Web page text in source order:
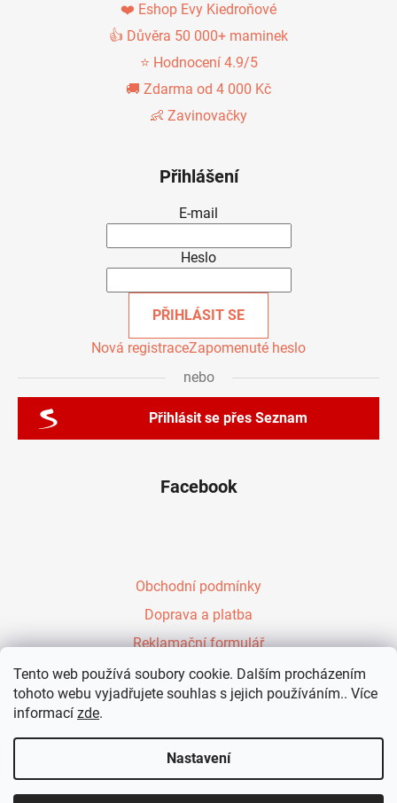
Tento web používá soubory cookie. Dalším procházením
tohoto webu vyjadřujete souhlas s jejich používáním.. Více
informací zde.
Nastavení
❤️ Eshop Evy Kiedroňové
👍 Důvěra 50 000+ maminek
⭐ Hodnocení 4.9/5
🚚 Zdarma od 4 000 Kč
👶 Zavinovačky
Přihlášení
E-mail
Heslo
PŘIHLÁSIT SE
Nová registraceZapomenuté heslo
nebo
Přihlásit se přes Seznam
Facebook
Obchodní podmínky
Doprava a platba
Reklamační formulář
Péřové zavinovačky Evy Kiedroňové
Vzdělávání rodičů